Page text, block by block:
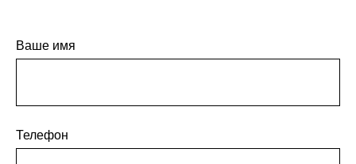
Ваше имя
Телефон